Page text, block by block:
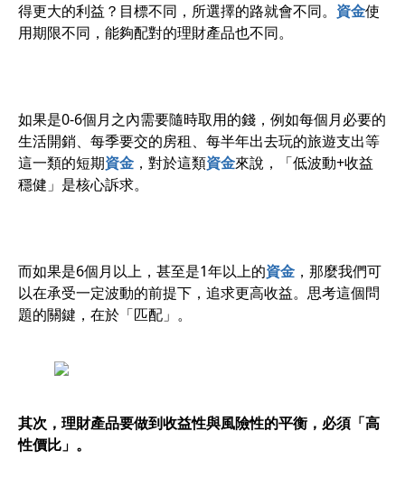
得更大的利益？目標不同，所選擇的路就會不同。 資金使
用期限不同，能夠配對的理財產品也不同。
如果是0-6個月之內需要隨時取用的錢，例如每個月必要的
生活開銷、每季要交的房租、每半年出去玩的旅遊支出等
這一類的短期資金 ，對於這類資金來說，「低波動+收益
穩健」是核心訴求。
而如果是6個月以上，甚至是1年以上的資金 ，那麼我們可
以在承受一定波動的前提下，追求更高收益。思考這個問
題的關鍵，在於「匹配」。
其次，理財產品要做到收益性與風險性的平衡，必須「高
性價比」。